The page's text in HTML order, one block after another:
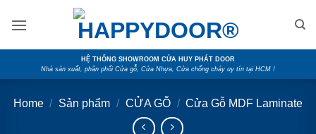
HỆ THỐNG SHOWROOM CỬA HUY PHÁT DOOR
Nhà sản xuất, phân phối Cửa gỗ, Cửa Nhựa, Cửa chống cháy uy tín tại HCM !
Home / Sản phẩm / CỬA GỖ / Cửa Gỗ MDF Laminate